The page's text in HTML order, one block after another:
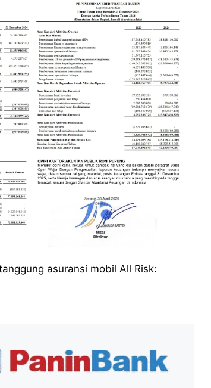
asuransi mobil All Risk: